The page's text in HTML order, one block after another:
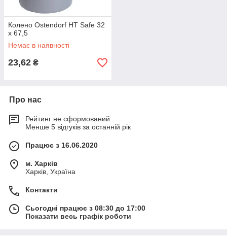
Колено Ostendorf HT Safe 32
х 67,5
Немає в наявності
23,62 ₴
Про нас
Рейтинг не сформований
Менше 5 відгуків за останній рік
Працює з 16.06.2020
м. Харків
Харків, Україна
Контакти
Сьогодні працює з 08:30 до 17:00
Показати весь графік роботи